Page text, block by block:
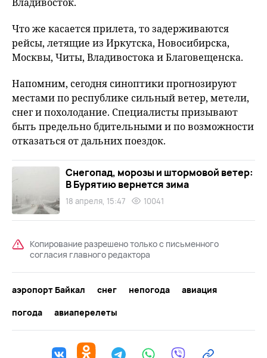
Что же касается прилета, то задерживаются
рейсы, летящие из Иркутска, Новосибирска,
Москвы, Читы, Владивостока и Благовещенска.
Напомним, сегодня синоптики прогнозируют
местами по республике сильный ветер, метели,
снег и похолодание. Специалисты призывают
быть предельно бдительными и по возможности
отказаться от дальних поездок.
Снегопад, морозы и штормовой ветер:
В Бурятию вернется зима
18 апреля, 15:47 10041
Копирование разрешено только с письменного
согласия главного редактора
аэропорт Байкал снег непогода
авиация
погода
авиаперелеты